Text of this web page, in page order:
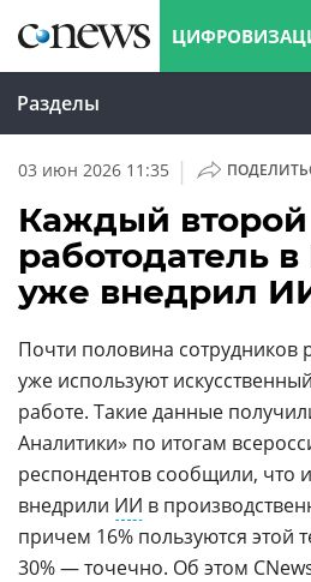
Разделы
03 июн 2026 11:35 |
Каждый второй
работодатель
уже внедрил
Почти половина сотрудников
уже используют
работе. Такие данные
Аналитики» по итогам
респондентов сообщили, что
внедрили ИИ в
причем 16% пользуются этой
30% — точечно. Об этом